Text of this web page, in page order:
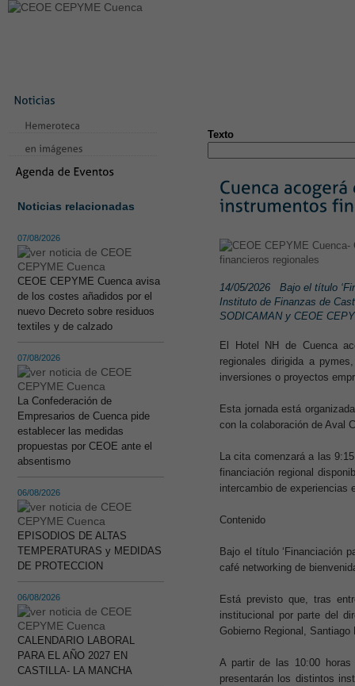
Noticias relacionadas
07/08/2026
CEOE CEPYME Cuenca avisa
de los costes añadidos por el
nuevo Decreto sobre residuos
textiles y de calzado
07/08/2026
La Confederación de
Empresarios de Cuenca pide
establecer las medidas
propuestas por CEOE ante el
absentismo
06/08/2026
EPISODIOS DE ALTAS
TEMPERATURAS y MEDIDAS
DE PROTECCION
06/08/2026
CALENDARIO LABORAL
PARA EL AÑO 2027 EN
CASTILLA- LA MANCHA
Texto
14/05/2026
Bajo el título
Instituto de Finanzas de
SODICAMAN y CEOE
El Hotel NH de Cuenca
regionales dirigida a
inversiones o proyectos
Esta jornada está
con la colaboración de Aval
La cita comenzará a las
financiación regional
intercambio de experiencias
Contenido
Bajo el título ‘Financiación
café networking de
Está previsto que, tras
institucional por parte del
Gobierno Regional,
A partir de las 10:00
presentarán los distintos